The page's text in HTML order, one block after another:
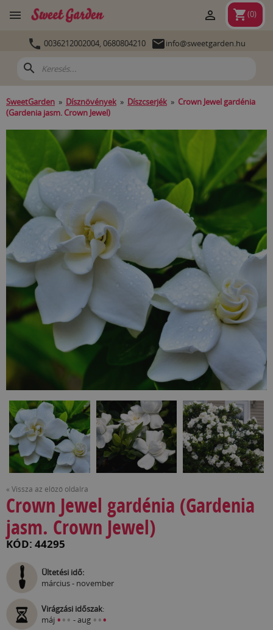
 shopping_cart(0)

 0036212002004, 0680804210 info@sweetgarden.hu
search
SweetGarden » Dísznövények » Díszcserjék » Crown Jewel gardénia
(Gardenia jasm. Crown Jewel)
« Vissza az előző oldalra
Crown Jewel gardénia (Gardenia
jasm. Crown Jewel)
KÓD: 44295
Ültetési idő:
március - november
Virágzási időszak:
máj ••• - aug •••